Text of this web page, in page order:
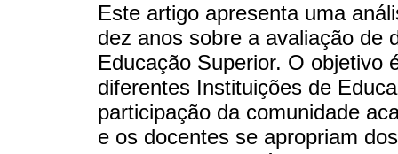
Este artigo apresenta uma
dez anos sobre a avaliação de
Educação Superior. O objetivo
diferentes Instituições de
participação da comunidade
e os docentes se apropriam